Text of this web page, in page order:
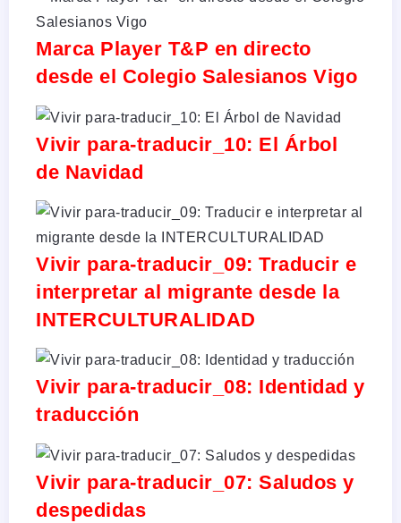
Marca Player T&P en directo
desde el Colegio Salesianos Vigo
Vivir para-traducir_10: El Árbol
de Navidad
Vivir para-traducir_09: Traducir e
interpretar al migrante desde la
INTERCULTURALIDAD
Vivir para-traducir_08: Identidad y
traducción
Vivir para-traducir_07: Saludos y
despedidas